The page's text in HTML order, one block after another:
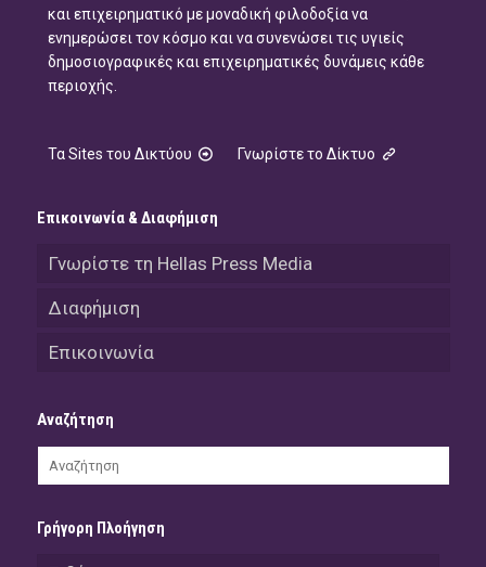
και επιχειρηματικό με μοναδική φιλοδοξία να
ενημερώσει τον κόσμο και να συνενώσει τις υγιείς
δημοσιογραφικές και επιχειρηματικές δυνάμεις κάθε
περιοχής.
Τα Sites του Δικτύου Γνωρίστε το Δίκτυο
Επικοινωνία & Διαφήμιση
Γνωρίστε τη Hellas Press Media
Διαφήμιση
Επικοινωνία
Αναζήτηση
Γρήγορη Πλοήγηση